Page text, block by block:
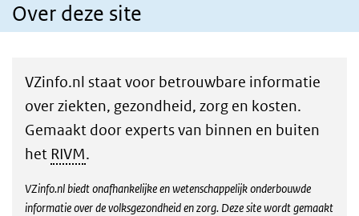
Over deze site
VZinfo.nl staat voor betrouwbare informatie
over ziekten, gezondheid, zorg en kosten.
Gemaakt door experts van binnen en buiten
het RIVM.
VZinfo.nl biedt onafhankelijke en wetenschappelijk onderbouwde
informatie over de volksgezondheid en zorg. Deze site wordt gemaakt